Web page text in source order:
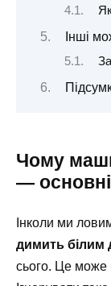
Інші
Чому
—
Інколи ми
димить білим
сього. Це може